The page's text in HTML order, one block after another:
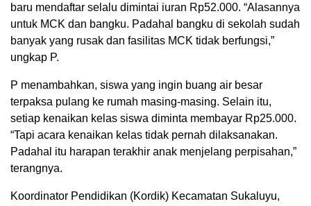
baru mendaftar selalu dimintai iuran Rp52.000. “Alasannya
untuk MCK dan bangku. Padahal bangku di sekolah sudah
banyak yang rusak dan fasilitas MCK tidak berfungsi,”
ungkap P.
P menambahkan, siswa yang ingin buang air besar
terpaksa pulang ke rumah masing-masing. Selain itu,
setiap kenaikan kelas siswa diminta membayar Rp25.000.
“Tapi acara kenaikan kelas tidak pernah dilaksanakan.
Padahal itu harapan terakhir anak menjelang perpisahan,”
terangnya.
Koordinator Pendidikan (Kordik) Kecamatan Sukaluyu,